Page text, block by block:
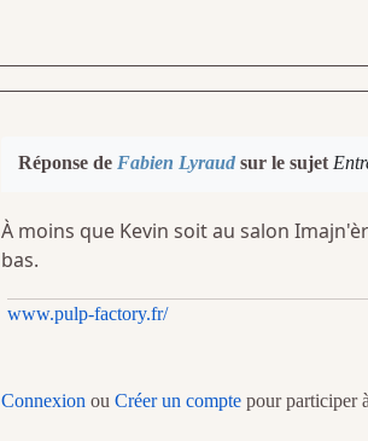
Réponse de Fabien Lyraudsur le sujet
À moins que Kevin soit au salon
bas.
www.pulp-factory.fr/
Connexion ou Créer un comptepour participer